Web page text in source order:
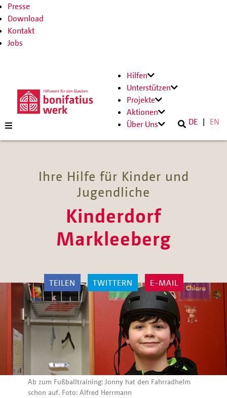
Presse
Download
Kontakt
Jobs
Hilfen
Unterstützen
Projekte
Aktionen
Über Uns
DE EN
Ihre Hilfe für Kinder und
Jugendliche
Kinderdorf
Markleeberg
TEILEN TWITTERN E-MAIL
Ab zum Fußballtraining: Jonny hat den Fahrradhelm
schon auf. Foto: Alfred Herrmann